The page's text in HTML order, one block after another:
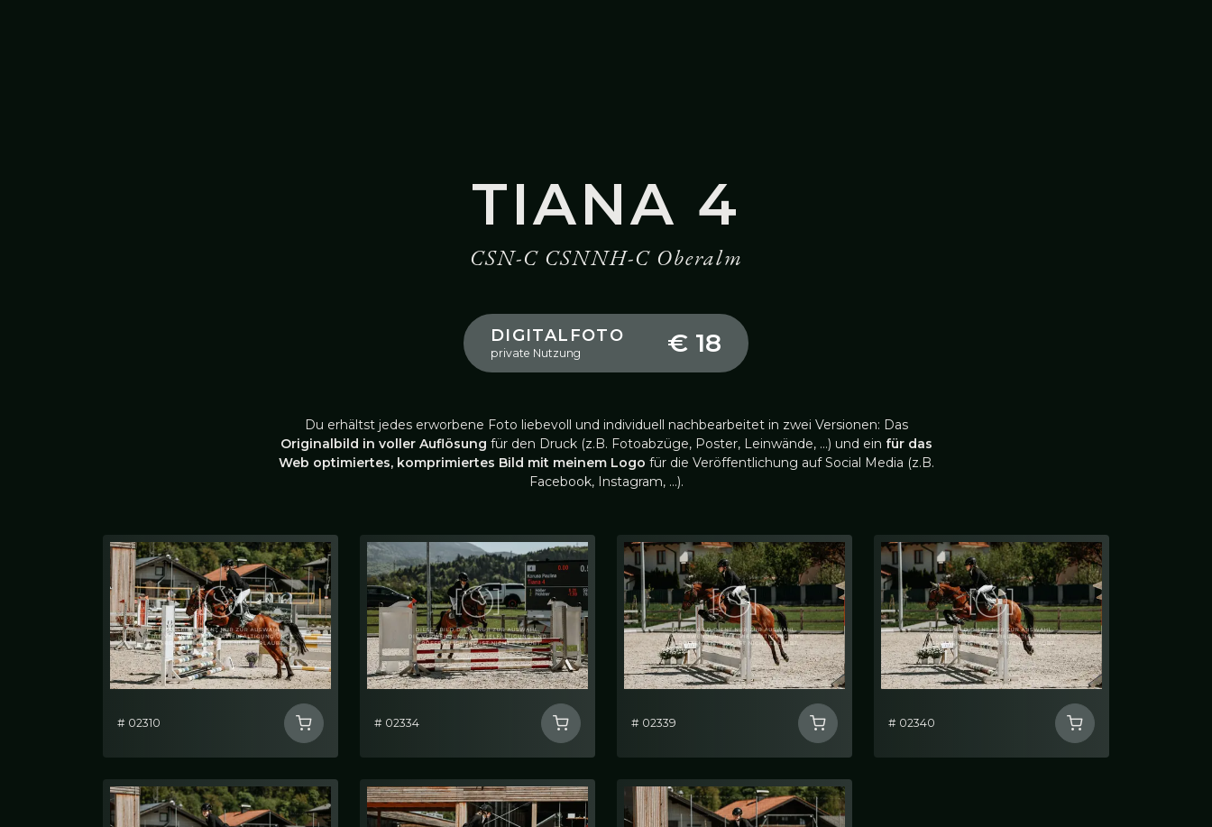
TIANA 4
CSN-C CSNNH-C Oberalm
DIGITALFOTO
private Nutzung € 18
Du erhältst jedes erworbene Foto liebevoll und individuell nachbearbeitet in zwei Versionen: Das
Originalbild in voller Auflösung für den Druck (z.B. Fotoabzüge, Poster, Leinwände, …) und ein für das
Web optimiertes, komprimiertes Bild mit meinem Logo für die Veröffentlichung auf Social Media (z.B.
Facebook, Instagram, …).
# 02310 # 02334 # 02339 # 02340